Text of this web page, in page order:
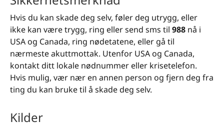
Hvis du kan skade deg selv, føler deg utrygg, eller
ikke kan være trygg, ring eller send sms til 988 nå i
USA og Canada, ring nødetatene, eller gå til
nærmeste akuttmottak. Utenfor USA og Canada,
kontakt ditt lokale nødnummer eller krisetelefon.
Hvis mulig, vær nær en annen person og fjern deg fra
ting du kan bruke til å skade deg selv.
Kilder